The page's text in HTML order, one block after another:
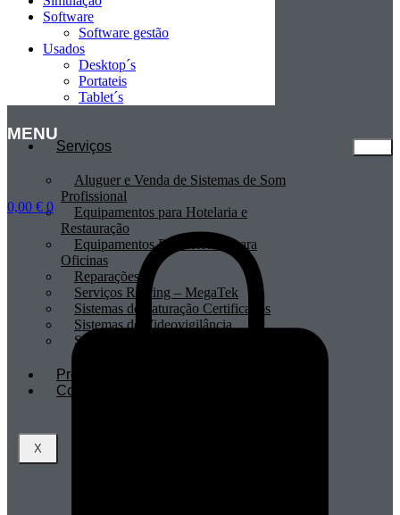
Software
Software gestão
Usados
Desktop´s
Portateis
Tablet´s
MENU
Serviços
Aluguer e Venda de Sistemas de Som
Profissional
Equipamentos para Hotelaria e
Restauração
Equipamentos Profissionais para
Oficinas
Reparações
Serviços Renting – MegaTek
Sistemas de Faturação Certificados
Sistemas de Videovigilância
Sistemas POS
Profissionais
Contactos
X
0,00 € 0